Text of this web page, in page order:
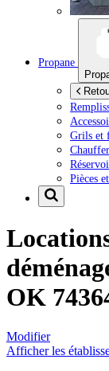
Propane
Grils et
Pièces
OK
Modifier
Afficher les